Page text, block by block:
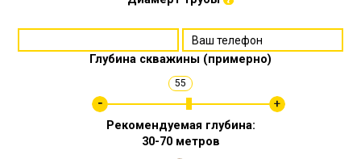
Глубина скважины (примерно)
55
Рекомендуемая глубина:
30-70 метров